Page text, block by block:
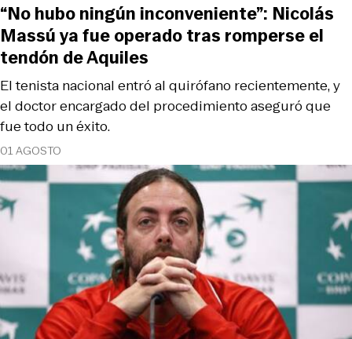
01 AGOSTO
El tenista nacional entró al quirófano recientemente, y
el doctor encargado del procedimiento aseguró que
fue todo un éxito.
“No hubo ningún inconveniente”: Nicolás
Massú ya fue operado tras romperse el
tendón de Aquiles